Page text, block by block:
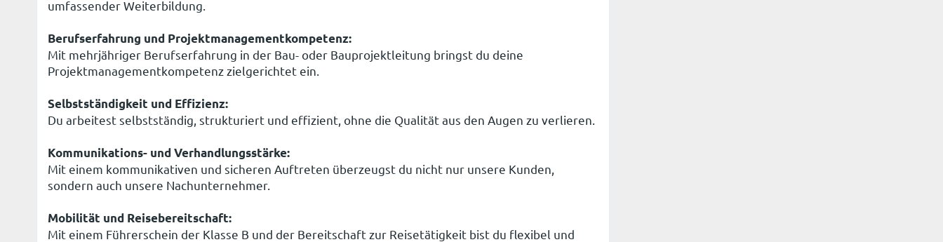
umfassender Weiterbildung.
Berufserfahrung und Projektmanagementkompetenz:
Mit mehrjähriger Berufserfahrung in der Bau- oder Bauprojektleitung bringst du deine
Projektmanagementkompetenz zielgerichtet ein.
Selbstständigkeit und Effizienz:
Du arbeitest selbstständig, strukturiert und effizient, ohne die Qualität aus den Augen zu verlieren.
Kommunikations- und Verhandlungsstärke:
Mit einem kommunikativen und sicheren Auftreten überzeugst du nicht nur unsere Kunden,
sondern auch unsere Nachunternehmer.
Mobilität und Reisebereitschaft:
Mit einem Führerschein der Klasse B und der Bereitschaft zur Reisetätigkeit bist du flexibel und